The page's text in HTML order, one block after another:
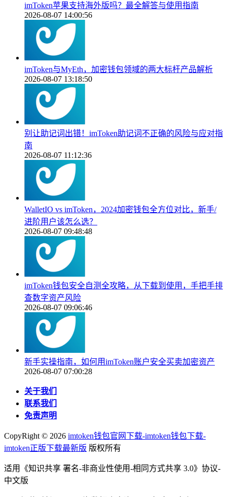
imToken苹果支持海外版吗？最全解答与使用指南
2026-08-07 14:00:56
imToken与MyEth，加密钱包领域的两大标杆产品解析
2026-08-07 13:18:50
别让助记词出错！imToken助记词不正确的风险与应对指
南
2026-08-07 11:12:36
WalletIO vs imToken，2024加密钱包全方位对比，新手/
进阶用户该怎么选？
2026-08-07 09:48:48
imToken钱包安全自测全攻略，从下载到使用，手把手排
查数字资产风险
2026-08-07 09:06:46
新手实操指南，如何用imToken账户安全买卖加密资产
2026-08-07 07:00:28
关于我们
联系我们
免责声明
CopyRight © 2026 imtoken钱包官网下载-imtoken钱包下载-
imtoken正版下载最新版 版权所有
适用《知识共享 署名-非商业性使用-相同方式共享 3.0》协议-
中文版